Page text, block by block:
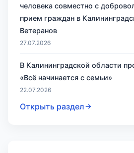
человека совместно с
прием граждан в
Ветеранов
27.07.2026
В Калининградской области
«Всё начинается с семьи»
22.07.2026
Открыть раздел